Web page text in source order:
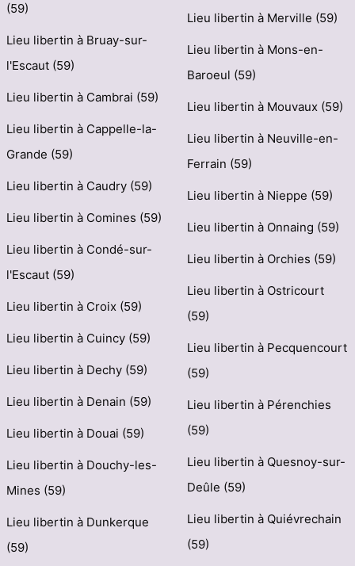
(59)
Lieu libertin à Bruay-sur-
l'Escaut (59)
Lieu libertin à Cambrai (59)
Lieu libertin à Cappelle-la-
Grande (59)
Lieu libertin à Caudry (59)
Lieu libertin à Comines (59)
Lieu libertin à Condé-sur-
l'Escaut (59)
Lieu libertin à Croix (59)
Lieu libertin à Cuincy (59)
Lieu libertin à Dechy (59)
Lieu libertin à Denain (59)
Lieu libertin à Douai (59)
Lieu libertin à Douchy-les-
Mines (59)
Lieu libertin à Dunkerque
(59)
Lieu libertin à Merville (59)
Lieu libertin à Mons-en-
Baroeul (59)
Lieu libertin à Mouvaux (59)
Lieu libertin à Neuville-en-
Ferrain (59)
Lieu libertin à Nieppe (59)
Lieu libertin à Onnaing (59)
Lieu libertin à Orchies (59)
Lieu libertin à Ostricourt
(59)
Lieu libertin à Pecquencourt
(59)
Lieu libertin à Pérenchies
(59)
Lieu libertin à Quesnoy-sur-
Deûle (59)
Lieu libertin à Quiévrechain
(59)